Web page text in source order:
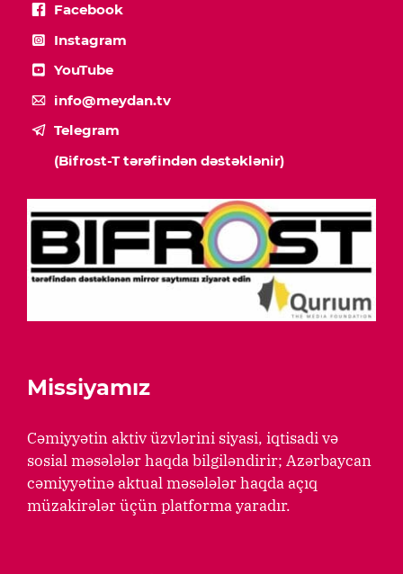
Facebook
Instagram
YouTube
info@meydan.tv
Telegram
(Bifrost-T tərəfindən dəstəklənir)
Missiyamız
Cəmiyyətin aktiv üzvlərini siyasi, iqtisadi və
sosial məsələlər haqda bilgiləndirir; Azərbaycan
cəmiyyətinə aktual məsələlər haqda açıq
müzakirələr üçün platforma yaradır.